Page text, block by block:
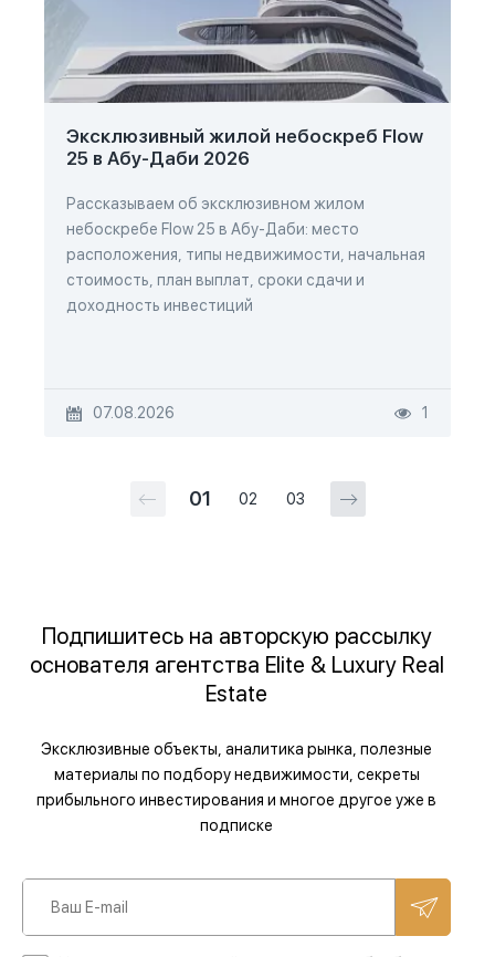
Эксклюзивный жилой небоскреб Flow
25 в Абу-Даби 2026
Рассказываем об эксклюзивном жилом
небоскребе Flow 25 в Абу-Даби: место
расположения, типы недвижимости, начальная
стоимость, план выплат, сроки сдачи и
доходность инвестиций
07.08.2026 1
01 02 03
Подпишитесь на авторскую рассылку
основателя агентства Elite & Luxury Real
Estate
Эксклюзивные объекты, аналитика рынка, полезные
материалы по подбору недвижимости, секреты
прибыльного инвестирования и многое другое уже в
подписке